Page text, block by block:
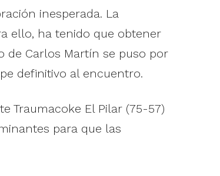
inesperada. La
ello, ha tenido que obtener
de Carlos Martín se puso por
definitivo al encuentro.
Traumacoke El Pilar (75-57)
para que las